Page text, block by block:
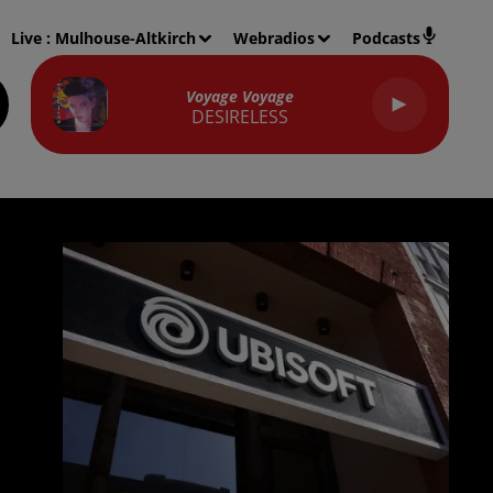
Live : Mulhouse-Altkirch Webradios Podcasts
Voyage Voyage
DESIRELESS